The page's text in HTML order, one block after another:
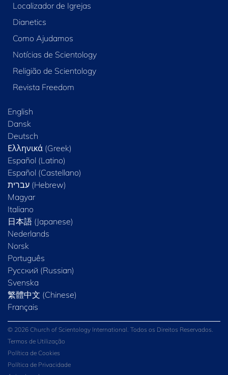
Localizador de Igrejas
Dianetics
Como Ajudamos
Notícias de Scientology
Religião de Scientology
Revista Freedom
English
Dansk
Deutsch
Ελληνικά (Greek)
Español (Latino)
Español (Castellano)
Magyar
Italiano
日本語 (Japanese)
Nederlands
Norsk
Português
Русский (Russian)
Svenska
繁體中文 (Chinese)
Français
© 2026 Church of Scientology International. Todos os Direitos Reservados.
Termos de Utilização
Política de Cookies
Política de Privacidade